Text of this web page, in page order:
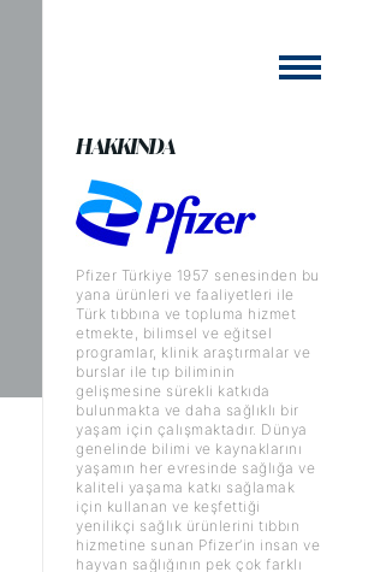
HAKKINDA
Pfizer Türkiye 1957 senesinden bu
yana ürünleri ve faaliyetleri ile
Türk tıbbına ve topluma hizmet
etmekte, bilimsel ve eğitsel
programlar, klinik araştırmalar ve
burslar ile tıp biliminin
gelişmesine sürekli katkıda
bulunmakta ve daha sağlıklı bir
yaşam için çalışmaktadır. Dünya
genelinde bilimi ve kaynaklarını
yaşamın her evresinde sağlığa ve
kaliteli yaşama katkı sağlamak
için kullanan ve keşfettiği
yenilikçi sağlık ürünlerini tıbbın
hizmetine sunan Pfizer’in insan ve
hayvan sağlığının pek çok farklı